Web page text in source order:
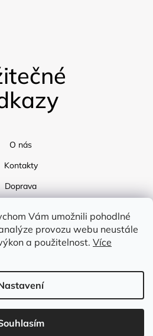
Vám umožnili pohodlné
provozu webu neustále
a použitelnost. Více
O nás
Kontakty
Doprava
Vytvořil Shoptet